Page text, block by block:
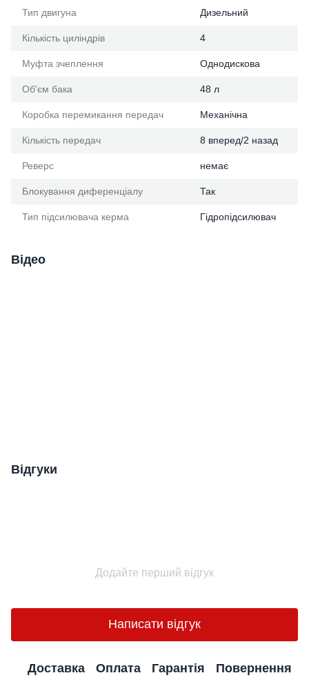
Тип двигуна Дизельний
Кількість циліндрів 4
Муфта зчеплення Однодискова
Об'єм бака 48 л
Коробка перемикання передач Механічна
Кількість передач 8 вперед/2 назад
Реверс немає
Блокування диференціалу Так
Тип підсилювача керма Гідропідсилювач
Відео
Відгуки
Додайте перший відгук
Написати відгук
Доставка Оплата Гарантія Повернення